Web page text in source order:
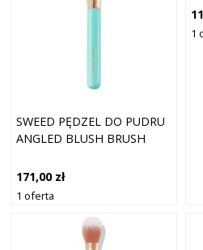
SWEED PĘDZEL DO PUDRU
ANGLED BLUSH BRUSH
171,00 zł
1 oferta
1